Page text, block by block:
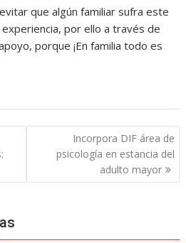
que algún familiar sufra este
por ello a través de
porque ¡En familia todo es
Incorpora DIF área de
psicología en estancia del
adulto mayor